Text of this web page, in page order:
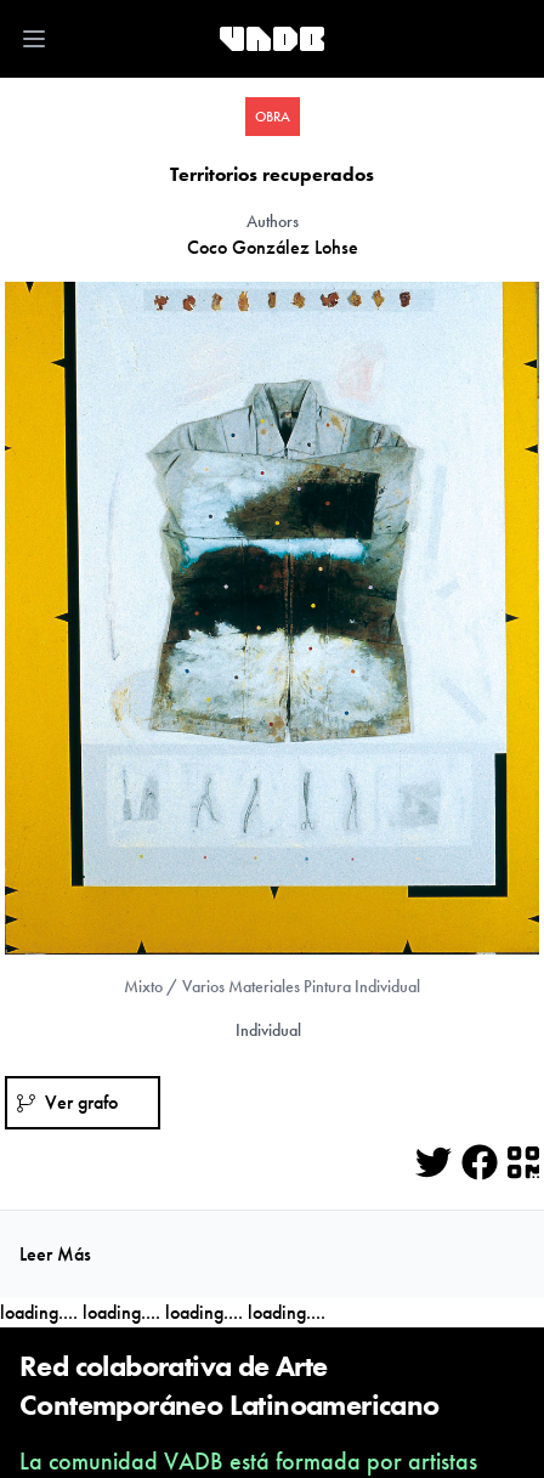
Open main menu
OBRA
Territorios recuperados
Authors
Coco González Lohse
Mixto / Varios Materiales Pintura Individual
Individual
Ver grafo
Twitter
Leer Más
loading.... loading.... loading.... loading....
Red colaborativa de Arte
Contemporáneo Latinoamericano
La comunidad VADB está formada por artistas